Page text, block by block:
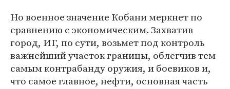
Но военное значение Кобани меркнет по
сравнению с экономическим. Захватив
город, ИГ, по сути, возьмет под контроль
важнейший участок границы, облегчив тем
самым контрабанду оружия, и боевиков и,
что самое главное, нефти, основная часть